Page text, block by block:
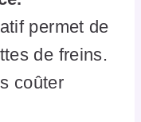
permet de
de freins.
coûter